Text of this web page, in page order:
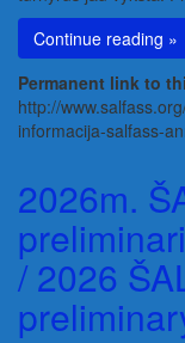
Continue reading »
Permanent link to
http://
informacija-salfass-
2026m.
/ 2026